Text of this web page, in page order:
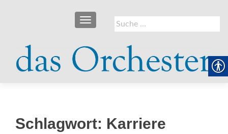
Suche
nach:
SCHALTE NAVIGATION
Schlagwort: Karriere